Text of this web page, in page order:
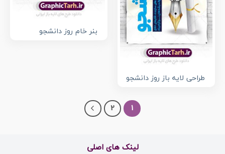
بنر خام روز دانشجو
طراحی لایه باز روز دانشجو
1
2
لینک های اصلی